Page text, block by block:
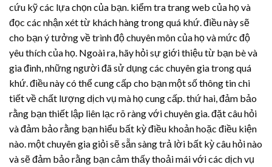
cứu kỹ các lựa chọn của bạn. kiểm tra trang web của họ và
đọc các nhận xét từ khách hàng trong quá khứ. điều này sẽ
cho bạn ý tưởng về trình độ chuyên môn của họ và mức độ
yêu thích của họ. Ngoài ra, hãy hỏi sự giới thiệu từ bạn bè và
gia đình, những người đã sử dụng các chuyên gia trong quá
khứ. điều này có thể cung cấp cho bạn một số thông tin chi
tiết về chất lượng dịch vụ mà họ cung cấp. thứ hai, đảm bảo
rằng bạn thiết lập liên lạc rõ ràng với chuyên gia. đặt câu hỏi
và đảm bảo rằng bạn hiểu bất kỳ điều khoản hoặc điều kiện
nào. một chuyên gia giỏi sẽ sẵn sàng trả lời bất kỳ câu hỏi nào
và sẽ đảm bảo rằng bạn cảm thấy thoải mái với các dịch vụ